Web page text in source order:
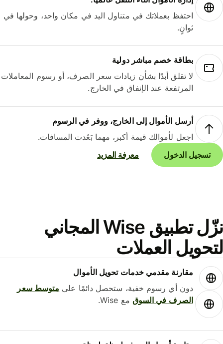
احتفظ بعملاتك في متناول اليد في مكان واحد، وحولها في
ثوانٍ.
بطاقة خصم مباشر دولية
لا تقلق أبدًا بشأن زيادات سعر الصرف، أو رسوم المعاملات
المرتفعة عند الإنفاق في الخارج.
أرسل الأموال إلى الخارج، ووفر في الرسوم
اجعل لأموالك قيمة أكبر، مهما بَعُدت المسافات.
تسجيل الدخول
معرفة المزيد
نزّل تطبيق Wise المجاني
العملات
مقارنة مقدمي خدمات تحويل الأموال
دون أي رسوم خفية، ستحصل دائمًا علىمتوسط ​​سعر
الصرف في السوقمع Wise.